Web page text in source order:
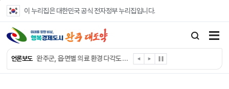
이 누리집은 대한민국 공식 전자정부 누리집입니다.
언론보도
완주군, ‘수의계약 총량제’ 개편 운영
완주군 청소년, 초록우산 지원으로 치과 치료
완주군, 읍·면별 의료 환경 다각도 진단한다
완주군, 모바일 헬스케어 “내 건강 변화 직접 확인”